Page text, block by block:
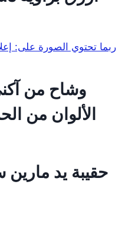
وشاح من
الألوان من
حقيبة يد